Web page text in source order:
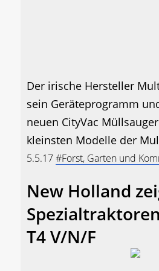
Der irische Hersteller
sein Geräteprogramm
neuen CityVac
kleinsten Modelle der
5.5.17#Forst, Garten und
New Holland
T4 V/N/F